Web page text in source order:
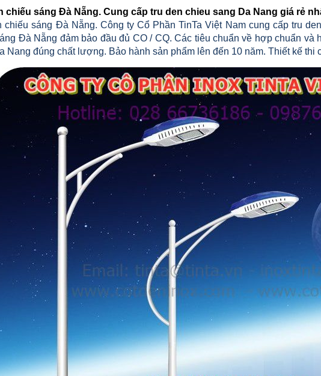
chiếu sáng Đà Nẵng. Cung cấp tru den chieu sang Da Nang giá rẻ
chiếu sáng Đà Nẵng. Công ty Cổ Phần TinTa Việt Nam cung cấp tru
Đà Nẵng đảm bảo đầu đủ CO / CQ. Các tiêu chuẩn về hợp chuẩn và
Nang đúng chất lượng. Bảo hành sản phẩm lên đến 10 năm. Thiết kế thi